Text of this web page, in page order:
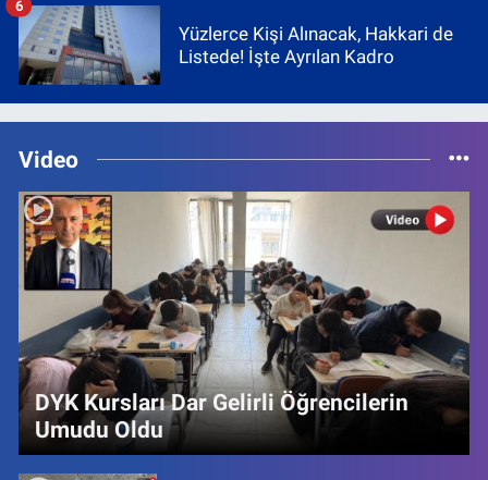
Yüzlerce Kişi Alınacak, Hakkari de
Listede! İşte Ayrılan Kadro
6
Video
DYK Kursları Dar Gelirli Öğrencilerin
Umudu Oldu